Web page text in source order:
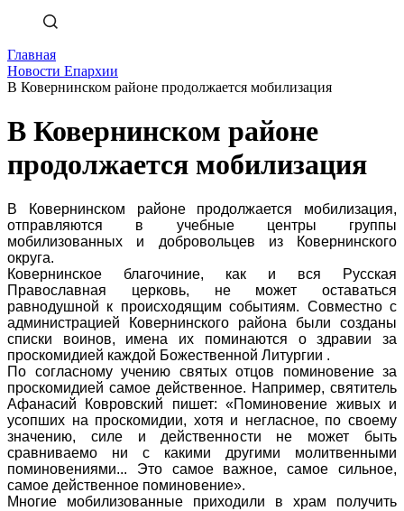
Главная
Новости Епархии
В Ковернинском районе продолжается мобилизация
В Ковернинском районе
продолжается мобилизация
В Ковернинском районе продолжается мобилизация,
отправляются в учебные центры группы
мобилизованных и добровольцев из Ковернинского
округа.
Ковернинское благочиние, как и вся Русская
Православная церковь, не может оставаться
равнодушной к происходящим событиям. Совместно с
администрацией Ковернинского района были созданы
списки воинов, имена их поминаются о здравии за
проскомидией каждой Божественной Литургии .
По согласному учению святых отцов поминовение за
проскомидией самое действенное. Например, святитель
Афанасий Ковровский пишет: «Поминовение живых и
усопших на проскомидии, хотя и негласное, по своему
значению, силе и действенности не может быть
сравниваемо ни с какими другими молитвенными
поминовениями... Это самое важное, самое сильное,
самое действенное поминовение».
Многие мобилизованные приходили в храм получить